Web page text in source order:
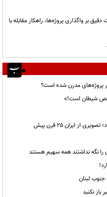
بر واگذاری پروژه‌ها، راهکار مقابله با
پروژه‌های مدرن شده است؟
شیطان است!»
را نگه نداشتند همه سهیم هستند
لبنان
باز نکنید